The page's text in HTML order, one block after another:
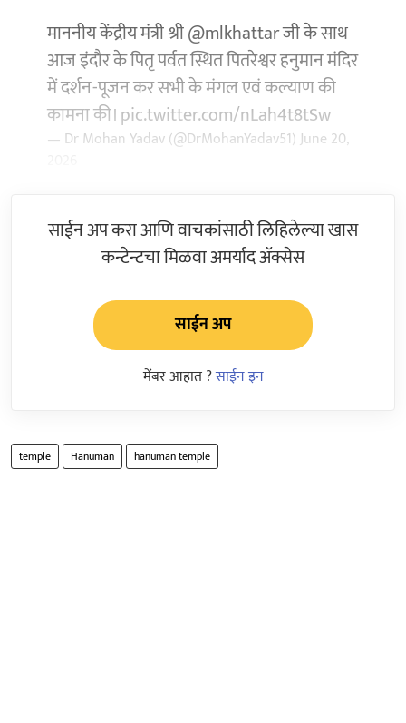
माननीय केंद्रीय मंत्री श्री@mlkhattarजी के साथ
आज इंदौर के पितृ पर्वत स्थित पितरेश्वर हनुमान मंदिर
में दर्शन-पूजन कर सभी के मंगल एवं कल्याण की
कामना की।pic.twitter.com/nLah4t8tSw
— Dr Mohan Yadav (@DrMohanYadav51)June 20,
साईन अप करा आणि वाचकांसाठी लिहिलेल्या खास
कन्टेन्टचा मिळवा अमर्याद ॲक्सेस
साईन अप
मेंबर आहात ?साईन इन
temple Hanuman hanuman temple